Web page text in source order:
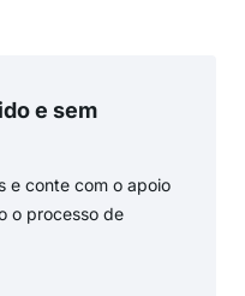
e sem
e conte com o apoio
o processo de